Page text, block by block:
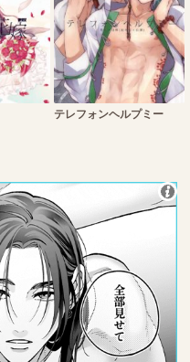
テレフォンヘルプミー